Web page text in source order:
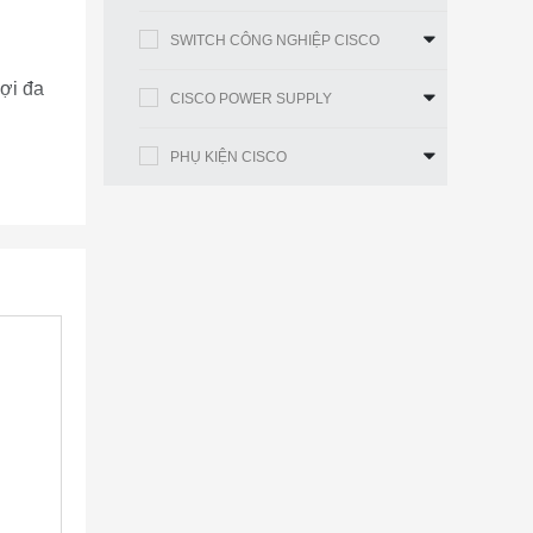
đa
SWITCH CÔNG NGHIỆP CISCO
CISCO POWER SUPPLY
PHỤ KIỆN CISCO